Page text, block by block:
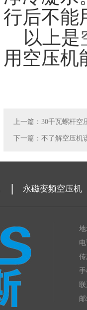
行后不能
以上是
用空压机
上一篇：30千瓦螺杆空
下一篇：不了解空压机
永磁变频空压机
传
手